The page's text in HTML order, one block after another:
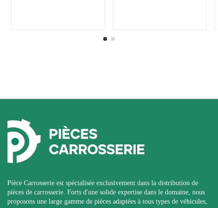
Pièce Carrosserie est spécialisée exclusivement dans la distribution de
pièces de carrosserie. Forts d'une solide expertise dans le domaine, nous
proposons une large gamme de pièces adaptées à tous types de véhicules,